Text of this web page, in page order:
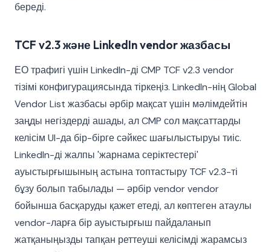
береді.
TCF v2.3 және LinkedIn vendor жазбасы
ЕО трафигі үшін LinkedIn-ді CMP TCF v2.3 vendor
тізімі конфигурациясында тіркеңіз. LinkedIn-нің Global
Vendor List жазбасы әрбір мақсат үшін мәлімдейтін
заңды негіздерді ашады, ал CMP сол мақсаттарды
келісім UI-да бір-бірге сәйкес шағылыстыруы тиіс.
LinkedIn-ді жалпы 'жарнама серіктестері'
ауыстырғышының астына топтастыру TCF v2.3-ті
бұзу болып табылады — әрбір vendor vendor
бойынша басқаруды қажет етеді, ал көптеген атаулы
vendor-ларға бір ауыстырғыш пайдаланып
жатқаныңызды тапқан реттеуші келісімді жарамсыз